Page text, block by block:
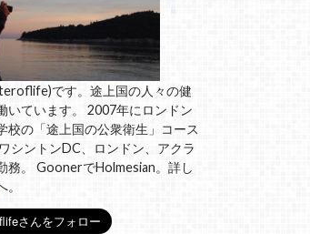
です。途上国の人々の健
いています。 2007年にロンドン
校の「途上国の公衆衛生」コース
シントンDC、ロンドン、アクラ
務。 GoonerでHolmesian。詳し
。